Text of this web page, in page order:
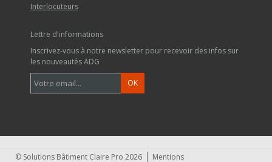
Interlocuteurs
Lettre d'informations
Inscrivez-vous à notre newsletter pour recevoir des infos sur
les nouveautés ADG
© Solutions Bâtiment Claire Pro 2026 Mentions